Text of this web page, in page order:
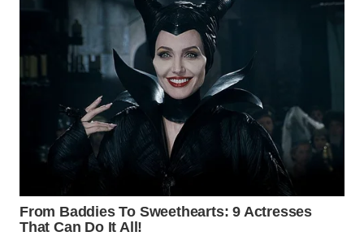
PAKPAK
KARAWANG
WN
WN
BOGOR